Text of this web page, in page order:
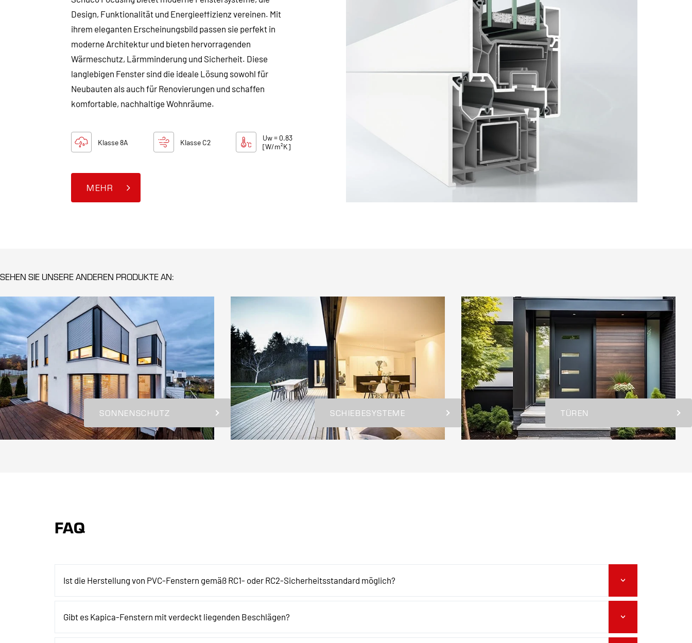
Design, Funktionalität und Energieeffizienz vereinen. Mit
ihrem eleganten Erscheinungsbild passen sie perfekt in
moderne Architektur und bieten hervorragenden
Wärmeschutz, Lärmminderung und Sicherheit. Diese
langlebigen Fenster sind die ideale Lösung sowohl für
Neubauten als auch für Renovierungen und schaffen
komfortable, nachhaltige Wohnräume.
Klasse 8A Klasse C2
Uw = 0.83
[W/m²K]
MEHR
SEHEN SIE UNSERE ANDEREN PRODUKTE AN:
SONNENSCHUTZ SCHIEBESYSTEME TÜREN
FAQ
Ist die Herstellung von PVC-Fenstern gemäß RC1- oder RC2-Sicherheitsstandard möglich?
Gibt es Kapica-Fenstern mit verdeckt liegenden Beschlägen?